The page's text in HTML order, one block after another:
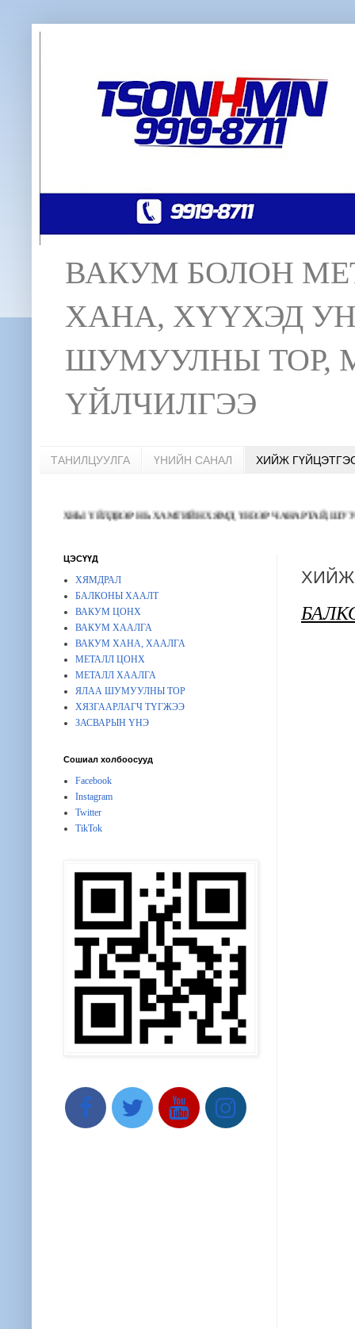
ВАКУМ БОЛОН
ХАНА, ХҮҮХЭД
ШУМУУЛНЫ ТОР,
ҮЙЛЧИЛГЭЭ
ТАНИЛЦУУЛГА ҮНИЙН САНАЛ ХИЙЖ
ҮЙЛДВЭР НЬ ХАМГИЙН ХЯМД ҮНЭЭР ЧАНАРТАЙ, ШУУРХАЙ
ХИЙЖ
ЦЭСҮҮД
ХЯМДРАЛ
БАЛКОНЫ ХААЛТ
ВАКУМ ЦОНХ
ВАКУМ ХААЛГА
ВАКУМ ХАНА, ХААЛГА
МЕТАЛЛ ЦОНХ
МЕТАЛЛ ХААЛГА
ЯЛАА ШУМУУЛНЫ ТОР
ХЯЗГААРЛАГЧ ТҮГЖЭЭ
ЗАСВАРЫН ҮНЭ
Сошиал холбоосууд
Facebook
Instagram
Twitter
TikTok